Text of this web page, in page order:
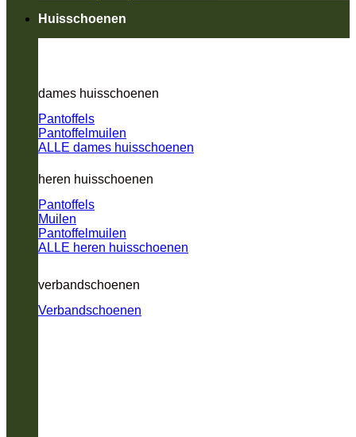
Huisschoenen
dames huisschoenen
Pantoffels
Pantoffelmuilen
ALLE dames huisschoenen
heren huisschoenen
Pantoffels
Muilen
Pantoffelmuilen
ALLE heren huisschoenen
verbandschoenen
Verbandschoenen